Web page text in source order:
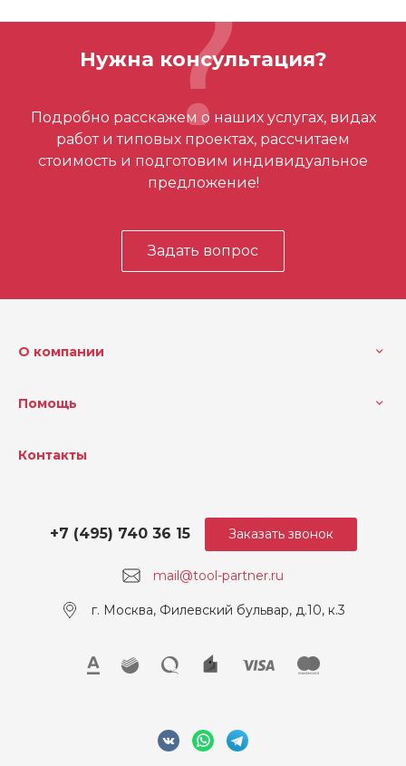
0.0420 кг
Отзывов ещё нет – ваш может стать
первым
Нужна консультация?
Подробно расскажем о наших услугах, видах
работ и типовых проектах, рассчитаем
стоимость и подготовим индивидуальное
предложение!
Задать вопрос
О компании
Помощь
Контакты
mail@tool-partner.ru
+7 (495) 740 36 15
г. Москва, Филевский бульвар, д.10, к.3
Заказать звонок